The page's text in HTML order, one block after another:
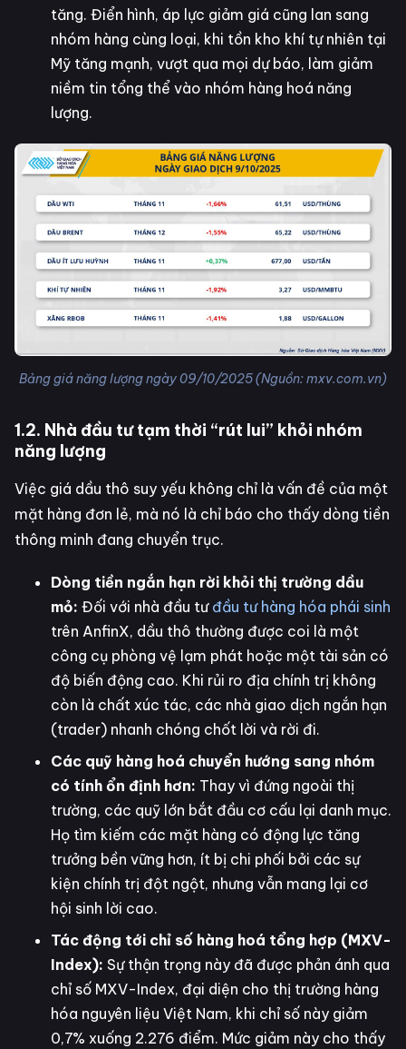
tăng. Điển hình, áp lực giảm giá cũng lan sang
nhóm hàng cùng loại, khi tồn kho khí tự nhiên tại
Mỹ tăng mạnh, vượt qua mọi dự báo, làm giảm
niềm tin tổng thể vào nhóm hàng hoá năng
lượng.
Bảng giá năng lượng ngày 09/10/2025 (Nguồn: mxv.com.vn)
1.2. Nhà đầu tư tạm thời “rút lui” khỏi nhóm
năng lượng
Việc giá dầu thô suy yếu không chỉ là vấn đề của một
mặt hàng đơn lẻ, mà nó là chỉ báo cho thấy dòng tiền
thông minh đang chuyển trục.
Dòng tiền ngắn hạn rời khỏi thị trường dầu
mỏ: Đối với nhà đầu tư đầu tư hàng hóa phái sinh
trên AnfinX, dầu thô thường được coi là một
công cụ phòng vệ lạm phát hoặc một tài sản có
độ biến động cao. Khi rủi ro địa chính trị không
còn là chất xúc tác, các nhà giao dịch ngắn hạn
(trader) nhanh chóng chốt lời và rời đi.
Các quỹ hàng hoá chuyển hướng sang nhóm
có tính ổn định hơn: Thay vì đứng ngoài thị
trường, các quỹ lớn bắt đầu cơ cấu lại danh mục.
Họ tìm kiếm các mặt hàng có động lực tăng
trưởng bền vững hơn, ít bị chi phối bởi các sự
kiện chính trị đột ngột, nhưng vẫn mang lại cơ
hội sinh lời cao.
Tác động tới chỉ số hàng hoá tổng hợp (MXV-
Index): Sự thận trọng này đã được phản ánh qua
chỉ số MXV-Index, đại diện cho thị trường hàng
hóa nguyên liệu Việt Nam, khi chỉ số này giảm
0,7% xuống 2.276 điểm. Mức giảm này cho thấy